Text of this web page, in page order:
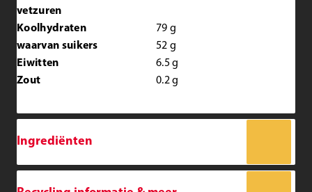
vetzuren
Koolhydraten 79 g
waarvan suikers
52 g
Eiwitten
6.5 g
Zout
0.2 g
Ingrediënten